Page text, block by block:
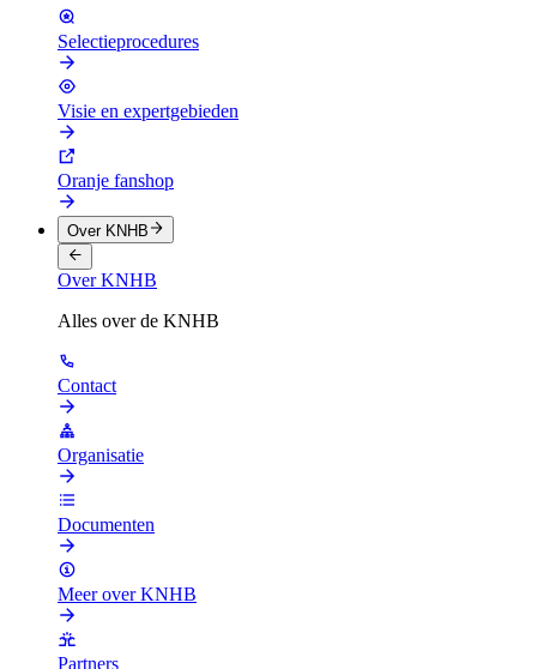
Selectieprocedures
Visie en expertgebieden
Oranje fanshop
Over KNHB
Over KNHB
Alles over de KNHB
Contact
Organisatie
Documenten
Meer over KNHB
Partners